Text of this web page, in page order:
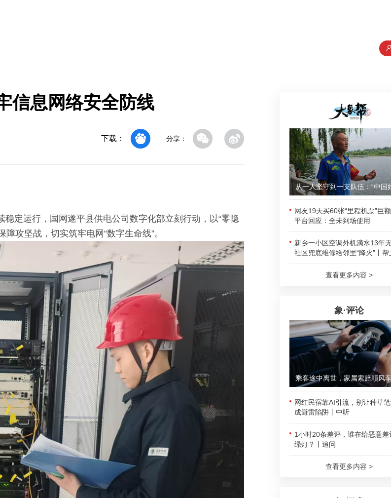
信息网络安全防线
下载： 分享：
定运行，国网遂平县供电公司数字化部立刻行动，以“零隐
攻坚战，切实筑牢电网“数字生命线”。
网友19天买60张“里程机票”巨
平台回应：全未到场使用
新乡一小区空调外机滴水13年
社区兜底维修给邻里“降火”丨帮
查看更多内容 >
象·评论
网红民宿靠AI引流，别让种草
成避雷陷阱丨中听
1小时20条差评，谁在给恶意差
绿灯？丨追问
查看更多内容 >